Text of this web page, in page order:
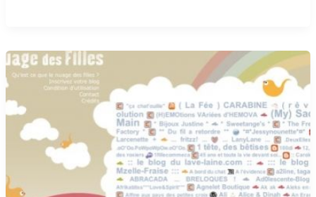
pris
une
douche
avec
deux
blogueuses